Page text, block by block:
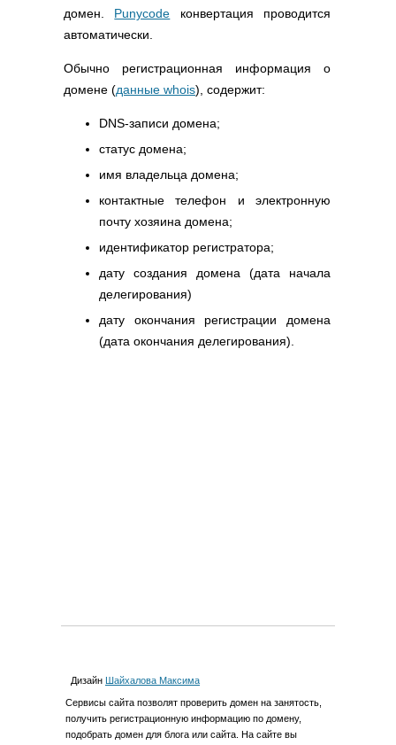
домен. Punycode конвертация проводится
автоматически.
Обычно регистрационная информация о
домене (данные whois), содержит:
DNS-записи домена;
статус домена;
имя владельца домена;
контактные телефон и электронную
почту хозяина домена;
идентификатор регистратора;
дату создания домена (дата начала
делегирования)
дату окончания регистрации домена
(дата окончания делегирования).
Дизайн Шайхалова Максима
Cервиcы сайта позволят проверить домен на занятость,
получить регистрационную информацию по домену,
подобрать домен для блога или сайта. На сайте вы